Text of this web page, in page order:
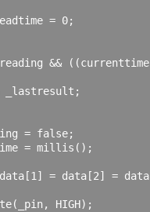
= 0;
&& ((currenttime
_lastresult ;
= false;
= millis ();
data [1] = data [2] = data
( _pin , HIGH);